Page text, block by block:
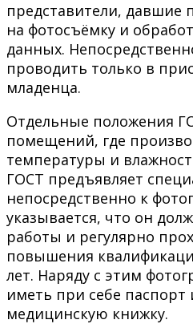
представители, давшие
на фотосъёмку и
данных.
проводить только в
младенца.
Отдельные положения
помещений, где
температуры и
ГОСТ предъявляет
непосредственно к
указывается, что он
работы и регулярно
повышения
лет. Наряду с этим
иметь при себе
медицинскую книжку.